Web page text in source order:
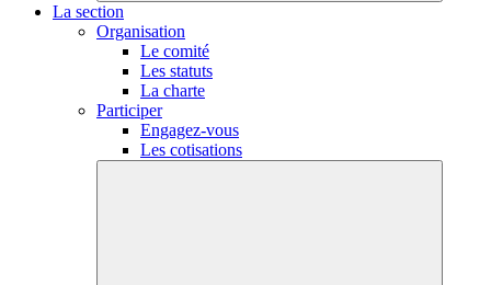
La section
Organisation
Le comité
Les statuts
La charte
Participer
Engagez-vous
Les cotisations